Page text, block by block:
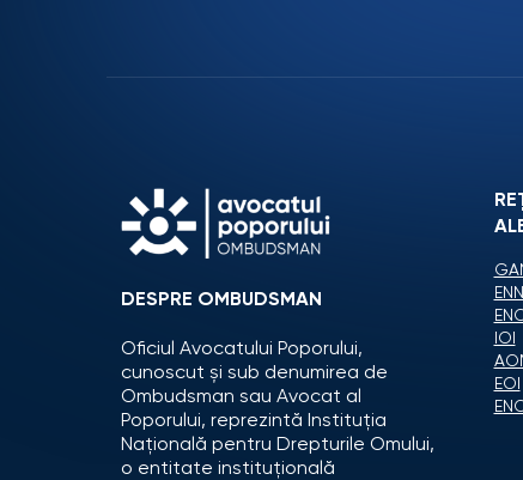
DESPRE OMBUDSMAN
Oficiul Avocatului Poporului,
cunoscut și sub denumirea de
Ombudsman sau Avocat al
Poporului, reprezintă Instituția
Națională pentru Drepturile Omului,
o entitate instituțională
IOI
EOI